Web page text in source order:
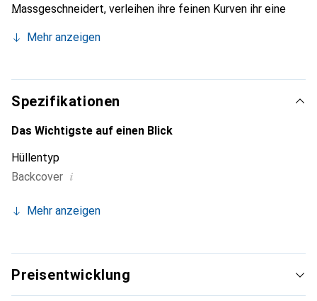
Massgeschneidert, verleihen ihre feinen Kurven ihr eine
unverzichtbaren Accessoire für Ihr Smartphone.
die Marke Noreve eine sichere Wahl für eine
anspruchsvolle Kundschaft.
Mehr anzeigen
Spezifikationen
Das Wichtigste auf einen Blick
Hüllentyp
Backcover i
Mehr anzeigen
Preisentwicklung